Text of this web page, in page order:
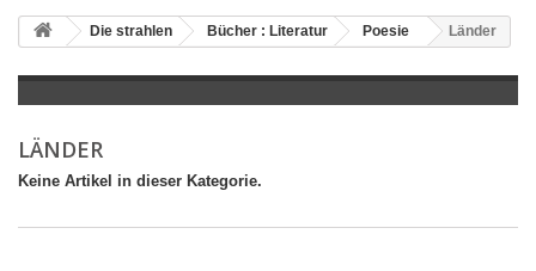
Die strahlen Bücher : Literatur Poesie Länder
LÄNDER
Keine Artikel in dieser Kategorie.